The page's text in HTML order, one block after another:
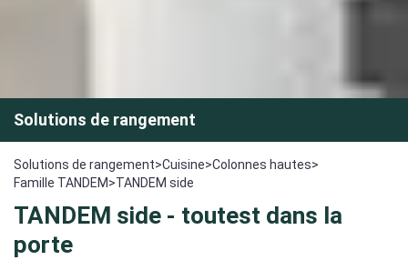
Solutions de rangement
Solutions de rangement>Cuisine>Colonnes hautes>
Famille TANDEM>TANDEM side
TANDEM side - toutest dans la
porte